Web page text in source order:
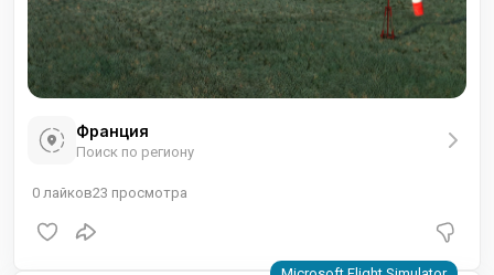
Франция
Поиск по региону
0 лайков23 просмотра